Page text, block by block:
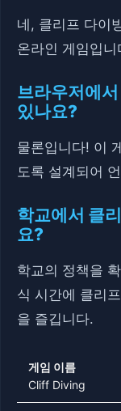
네, 클리프 다이
온라인 게임입니
브라우저에
있나요?
물론입니다! 이
도록 설계되어
학교에서 클
요?
학교의 정책을
식 시간에 클리
을 즐깁니다.
게임 이름
Cliff Diving